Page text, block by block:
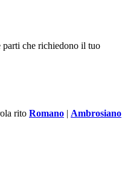
che richiedono il tuo
rito Romano | Ambrosiano